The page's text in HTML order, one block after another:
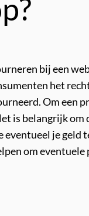
bij een
het
Om een
is belangrijk om
eventueel je
om